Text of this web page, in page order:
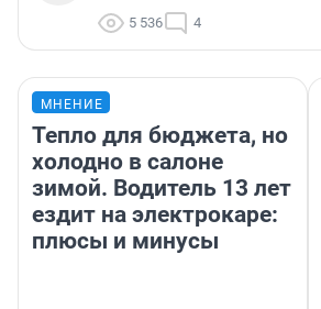
5 536 4
МНЕНИЕ
Тепло для бюджета, но
холодно в салоне
зимой. Водитель 13 лет
ездит на электрокаре:
плюсы и минусы